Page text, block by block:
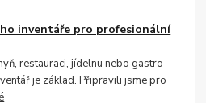
inventáře pro profesionální
restauraci, jídelnu nebo gastro
je základ. Připravili jsme pro